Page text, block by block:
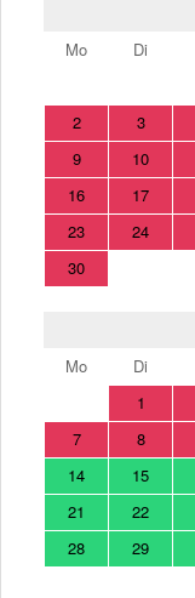
Mo
Di
2
3
9
10
16
17
23
24
30
Mo
Di
1
7
8
14
15
21
22
28
29